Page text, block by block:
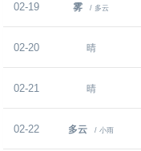
02-19 雾 / 多云
02-20 晴
02-21 晴
02-22 多云 / 小雨